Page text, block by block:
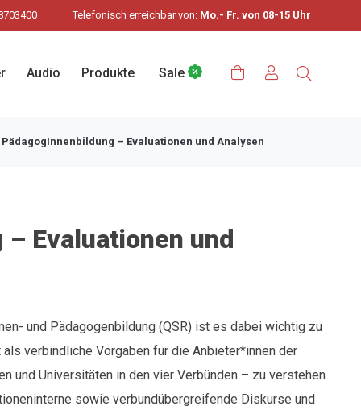
Telefonisch erreichbar von: Mo.- Fr. von 08-15 Uhr
Audio Produkte Sale
PädagogInnenbildung – Evaluationen und Analysen
Evaluationen und
und Pädagogenbildung (QSR) ist es dabei wichtig zu
verbindliche Vorgaben für die Anbieter*innen der
und Universitäten in den vier Verbünden – zu verstehen
sowie verbundübergreifende Diskurse und